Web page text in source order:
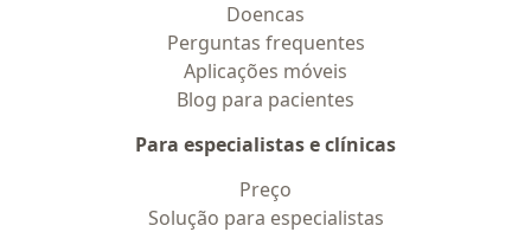
Doencas
Perguntas frequentes
Aplicações móveis
Blog para pacientes
Para especialistas e clínicas
Preço
Solução para especialistas